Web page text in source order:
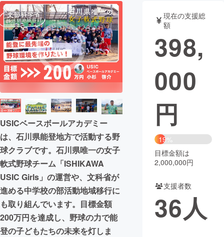
アート・写真 音楽
テクノロジー・ガジェット ゲーム・サ
映像・映画
ビジネス・起業
まちづくり・地域活性化
CAMPFIRE for Social Good
CAMPFIRE Creation
CAMPFIREふるさと納税
コミュニティ
USICベースボールアカデミー
は、石川県能登地方で活動する野
球クラブです。石川県唯一の女子
軟式野球チーム「ISHIKAWA
USIC Girls」の運営や、文科省が
進める中学校の部活動地域移行に
も取り組んでいます。目標金額
200万円を達成し、野球の力で能
登の子どもたちの未来を灯しま
現在の支援総
額
398,
000
円
19%
目標金額は
2,000,000円
支援者数
36人